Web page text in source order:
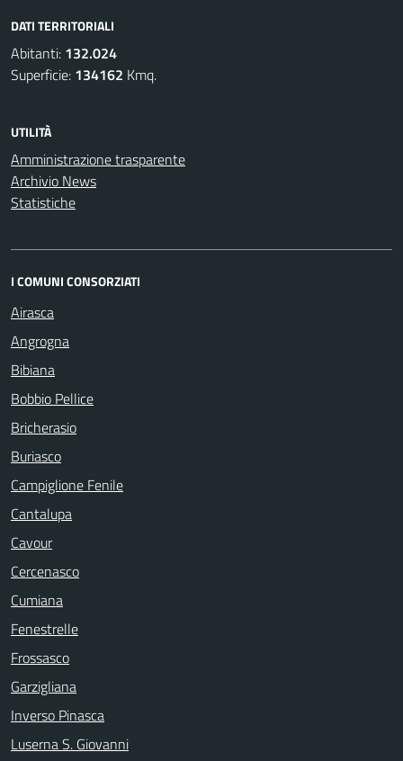
DATI TERRITORIALI
Abitanti: 132.024
Superficie: 134162 Kmq.
UTILITÀ
Amministrazione trasparente
Archivio News
Statistiche
I COMUNI CONSORZIATI
Airasca
Angrogna
Bibiana
Bobbio Pellice
Bricherasio
Buriasco
Campiglione Fenile
Cantalupa
Cavour
Cercenasco
Cumiana
Fenestrelle
Frossasco
Garzigliana
Inverso Pinasca
Luserna S. Giovanni